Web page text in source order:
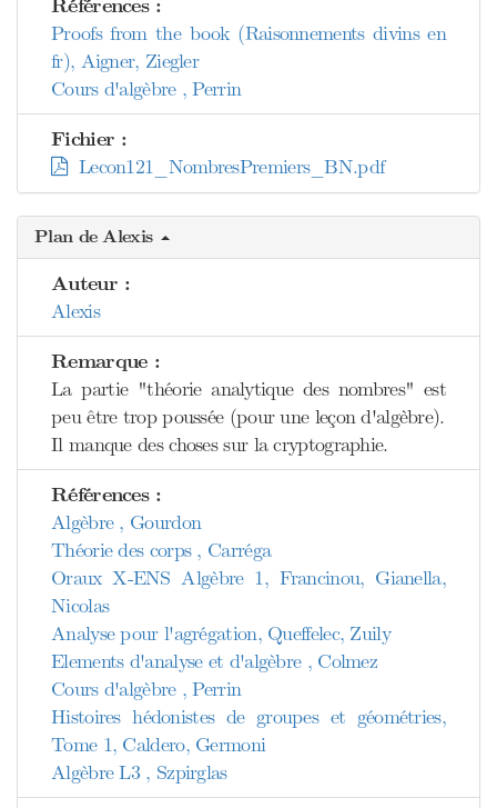
Références :
Proofs from the book (Raisonnements divins en
fr), Aigner, Ziegler
Cours d'algèbre , Perrin
Fichier :
Lecon121_NombresPremiers_BN.pdf
Plan de Alexis
Auteur :
Alexis
Remarque :
La partie "théorie analytique des nombres" est
peu être trop poussée (pour une leçon d'algèbre).
Il manque des choses sur la cryptographie.
Références :
Algèbre , Gourdon
Théorie des corps , Carréga
Oraux X-ENS Algèbre 1, Francinou, Gianella,
Nicolas
Analyse pour l'agrégation, Queffelec, Zuily
Elements d'analyse et d'algèbre , Colmez
Cours d'algèbre , Perrin
Histoires hédonistes de groupes et géométries,
Tome 1, Caldero, Germoni
Algèbre L3 , Szpirglas